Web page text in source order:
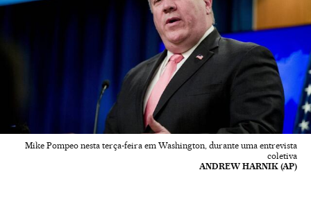
Mike Pompeo nesta terça-feira em Washington, durante uma entrevista
coletiva
ANDREW HARNIK (AP)